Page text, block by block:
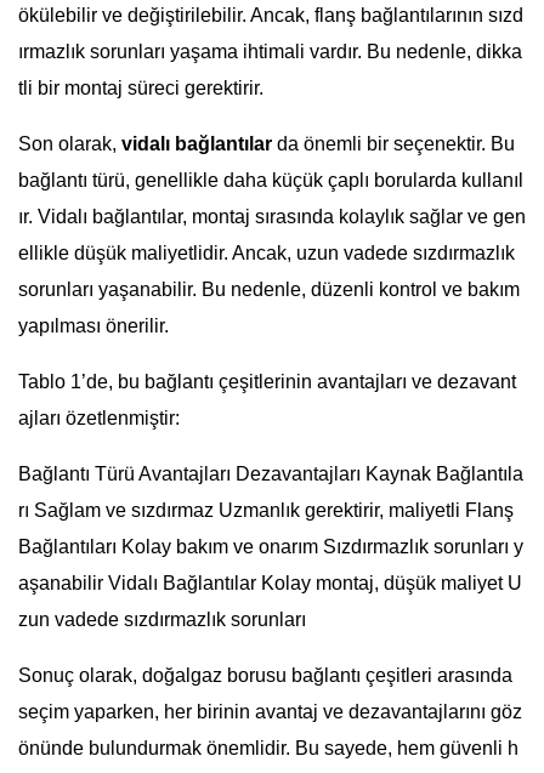
ökülebilir ve değiştirilebilir. Ancak, flanş bağlantılarının sızd
ırmazlık sorunları yaşama ihtimali vardır. Bu nedenle, dikka
tli bir montaj süreci gerektirir.
Son olarak, vidalı bağlantılar da önemli bir seçenektir. Bu
bağlantı türü, genellikle daha küçük çaplı borularda kullanıl
ır. Vidalı bağlantılar, montaj sırasında kolaylık sağlar ve gen
ellikle düşük maliyetlidir. Ancak, uzun vadede sızdırmazlık
sorunları yaşanabilir. Bu nedenle, düzenli kontrol ve bakım
yapılması önerilir.
Tablo 1’de, bu bağlantı çeşitlerinin avantajları ve dezavant
ajları özetlenmiştir:
Bağlantı Türü Avantajları Dezavantajları Kaynak Bağlantıla
rı Sağlam ve sızdırmaz Uzmanlık gerektirir, maliyetli Flanş
Bağlantıları Kolay bakım ve onarım Sızdırmazlık sorunları y
aşanabilir Vidalı Bağlantılar Kolay montaj, düşük maliyet U
zun vadede sızdırmazlık sorunları
Sonuç olarak, doğalgaz borusu bağlantı çeşitleri arasında
seçim yaparken, her birinin avantaj ve dezavantajlarını göz
önünde bulundurmak önemlidir. Bu sayede, hem güvenli h